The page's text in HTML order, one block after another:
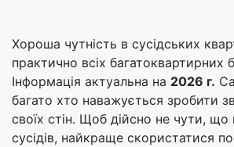
Хороша чутність в сусідських
практично всіх багатоквартирних
Інформація актуальна на 2026 г.
багато хто наважується зробити
своїх стін. Щоб дійсно не чути, що
сусідів, найкраще скористатися